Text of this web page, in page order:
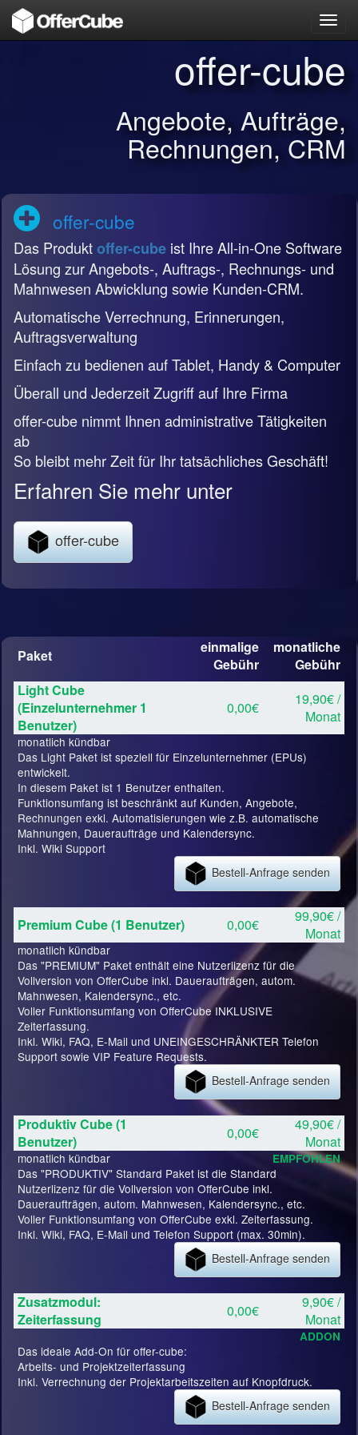
offer-cube
Angebote, Aufträge,
Rechnungen, CRM
offer-cube
Das Produktoffer-cube ist Ihre All-in-One Software
Lösung zur Angebots-, Auftrags-, Rechnungs- und
Mahnwesen Abwicklung sowie Kunden-CRM.
Automatische Verrechnung, Erinnerungen,
Auftragsverwaltung
Einfach zu bedienen auf Tablet, Handy & Computer
Überall und Jederzeit Zugriff auf Ihre Firma
offer-cube nimmt Ihnen administrative Tätigkeiten
ab
So bleibt mehr Zeit für Ihr tatsächliches Geschäft!
Erfahren Sie mehr unter
offer-cube
Paket
einmalige
Gebühr
monatliche
Gebühr
Light Cube
(Einzelunternehmer 1
Benutzer)
0,00€
19,90€ /
Monat
monatlich kündbar
Das Light Paket ist speziell für Einzelunternehmer (EPUs)
entwickelt.
In diesem Paket ist 1 Benutzer enthalten.
Funktionsumfang ist beschränkt auf Kunden, Angebote,
Rechnungen exkl. Automatisierungen wie z.B. automatische
Mahnungen, Daueraufträge und Kalendersync.
Inkl. Wiki Support
Bestell-Anfrage senden
Premium Cube (1 Benutzer) 0,00€
99,90€ /
Monat
monatlich kündbar
Das "PREMIUM" Paket enthält eine Nutzerlizenz für die
Vollversion von OfferCube inkl. Daueraufträgen, autom.
Mahnwesen, Kalendersync., etc.
Voller Funktionsumfang von OfferCube INKLUSIVE
Zeiterfassung.
Inkl. Wiki, FAQ, E-Mail und UNEINGESCHRÄNKTER Telefon
Support sowie VIP Feature Requests.
Bestell-Anfrage senden
Produktiv Cube (1
Benutzer)
0,00€
49,90€ /
Monat
monatlich kündbar EMPFOHLEN
Das "PRODUKTIV" Standard Paket ist die Standard
Nutzerlizenz für die Vollversion von OfferCube inkl.
Daueraufträgen, autom. Mahnwesen, Kalendersync., etc.
Voller Funktionsumfang von OfferCube exkl. Zeiterfassung.
Inkl. Wiki, FAQ, E-Mail und Telefon Support (max. 30min).
Bestell-Anfrage senden
Zusatzmodul:
Zeiterfassung
0,00€
9,90€ /
Monat
ADDON
Das ideale Add-On für offer-cube:
Arbeits- und Projektzeiterfassung
Inkl. Verrechnung der Projektarbeitszeiten auf Knopfdruck.
Bestell-Anfrage senden